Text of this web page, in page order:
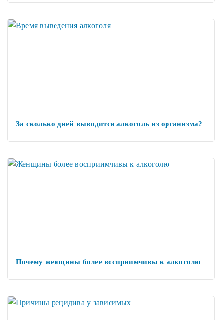
За сколько дней выводится алкоголь из организма?
Почему женщины более восприимчивы к алкоголю